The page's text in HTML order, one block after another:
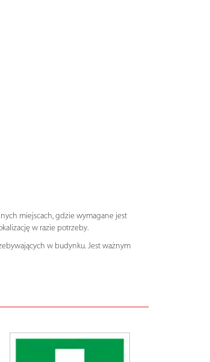
miejscach, gdzie wymagane jest
w razie potrzeby.
w budynku. Jest ważnym